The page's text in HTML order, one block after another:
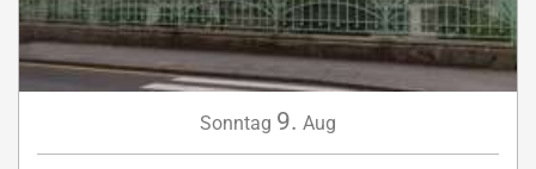
Sonntag 9. Aug